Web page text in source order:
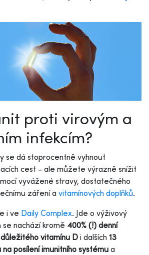
proti virovým a
infekcím?
se dá stoprocentně vyhnout
cest - ale můžete výrazně snížit
vyvážené stravy, dostatečného
záření a vitamínových doplňků.
i ve Daily Complex. Jde o výživový
nachází kromě 400% (!) denní
vitamínu D i dalších 13
posílení imunitního systému a